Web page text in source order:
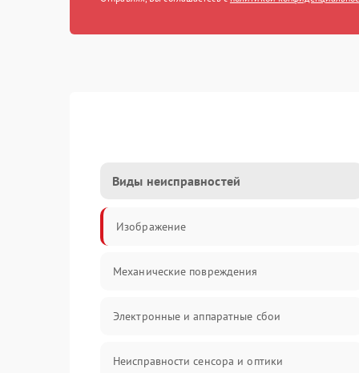
Виды неисправностей
Изображение
Механические повреждения
Электронные и аппаратные сбои
Неисправности сенсора и оптики